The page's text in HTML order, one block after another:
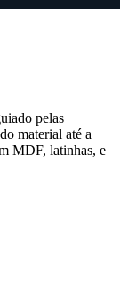
pelas
material até a
MDF, latinhas, e